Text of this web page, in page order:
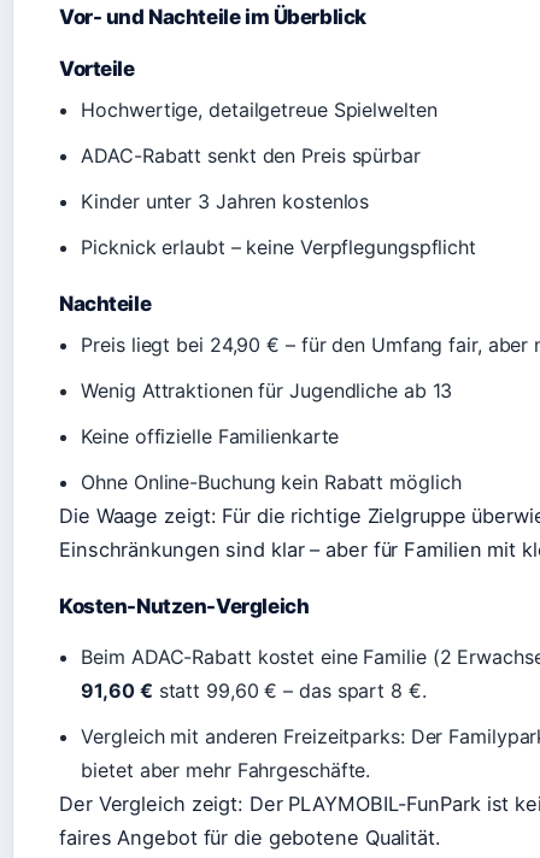
Vor- und Nachteile im Überblick
Vorteile
Hochwertige, detailgetreue Spielwelten
ADAC-Rabatt senkt den Preis spürbar
Kinder unter 3 Jahren kostenlos
Picknick erlaubt – keine Verpflegungspflicht
Nachteile
Preis liegt bei 24,90 € – für den Umfang fair, aber
Wenig Attraktionen für Jugendliche ab 13
Keine offizielle Familienkarte
Ohne Online-Buchung kein Rabatt möglich
Die Waage zeigt: Für die richtige Zielgruppe
Einschränkungen sind klar – aber für Familien mit
Kosten-Nutzen-Vergleich
Beim ADAC-Rabatt kostet eine Familie (2
91,60 € statt 99,60 € – das spart 8 €.
Vergleich mit anderen Freizeitparks: Der
bietet aber mehr Fahrgeschäfte.
Der Vergleich zeigt: Der PLAYMOBIL-FunPark ist
faires Angebot für die gebotene Qualität.